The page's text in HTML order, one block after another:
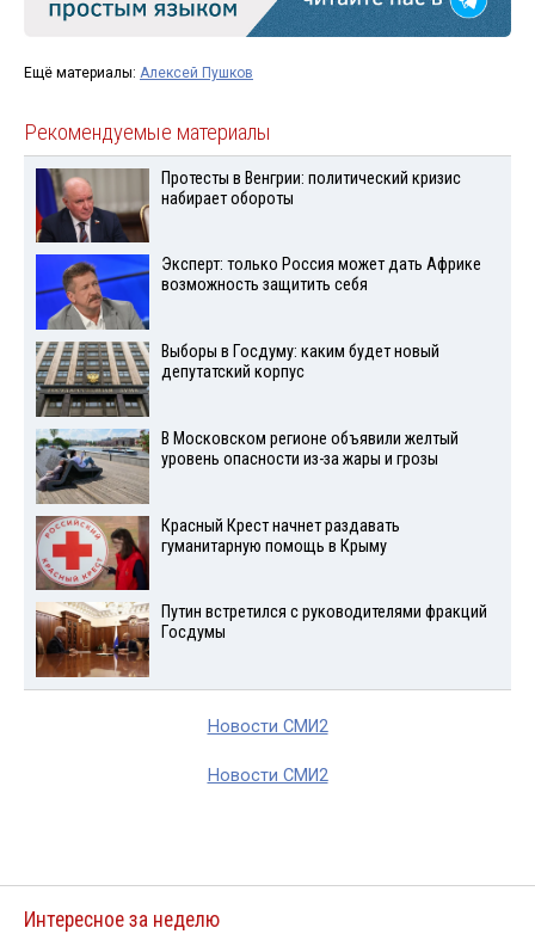
Ещё материалы: Алексей Пушков
Рекомендуемые материалы
Протесты в Венгрии: политический кризис
набирает обороты
Эксперт: только Россия может дать Африке
возможность защитить себя
Выборы в Госдуму: каким будет новый
депутатский корпус
В Московском регионе объявили желтый
уровень опасности из-за жары и грозы
Красный Крест начнет раздавать
гуманитарную помощь в Крыму
Путин встретился с руководителями фракций
Госдумы
Новости СМИ2
Новости СМИ2
Интересное за неделю